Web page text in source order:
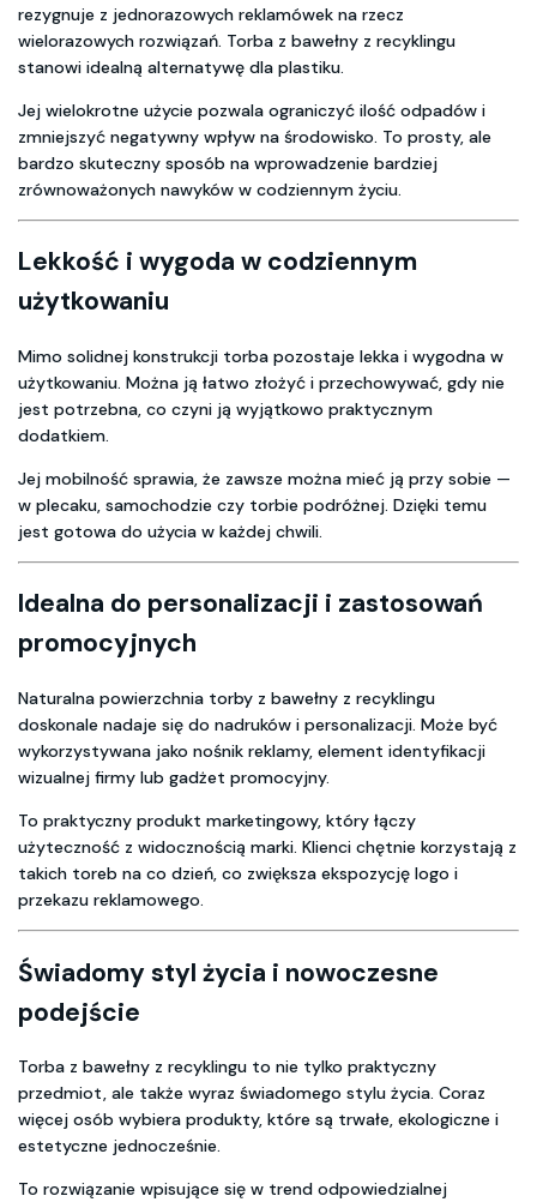
rezygnuje z jednorazowych reklamówek na rzecz
wielorazowych rozwiązań. Torba z bawełny z recyklingu
stanowi idealną alternatywę dla plastiku.
Jej wielokrotne użycie pozwala ograniczyć ilość odpadów i
zmniejszyć negatywny wpływ na środowisko. To prosty, ale
bardzo skuteczny sposób na wprowadzenie bardziej
zrównoważonych nawyków w codziennym życiu.
Lekkość i wygoda w codziennym
użytkowaniu
Mimo solidnej konstrukcji torba pozostaje lekka i wygodna w
użytkowaniu. Można ją łatwo złożyć i przechowywać, gdy nie
jest potrzebna, co czyni ją wyjątkowo praktycznym
dodatkiem.
Jej mobilność sprawia, że zawsze można mieć ją przy sobie —
w plecaku, samochodzie czy torbie podróżnej. Dzięki temu
jest gotowa do użycia w każdej chwili.
Idealna do personalizacji i zastosowań
promocyjnych
Naturalna powierzchnia torby z bawełny z recyklingu
doskonale nadaje się do nadruków i personalizacji. Może być
wykorzystywana jako nośnik reklamy, element identyfikacji
wizualnej firmy lub gadżet promocyjny.
To praktyczny produkt marketingowy, który łączy
użyteczność z widocznością marki. Klienci chętnie korzystają z
takich toreb na co dzień, co zwiększa ekspozycję logo i
przekazu reklamowego.
Świadomy styl życia i nowoczesne
podejście
Torba z bawełny z recyklingu to nie tylko praktyczny
przedmiot, ale także wyraz świadomego stylu życia. Coraz
więcej osób wybiera produkty, które są trwałe, ekologiczne i
estetyczne jednocześnie.
To rozwiązanie wpisujące się w trend odpowiedzialnej